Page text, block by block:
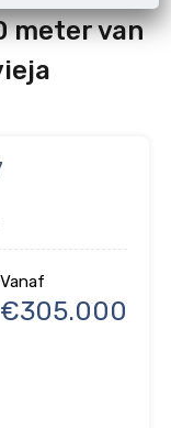
meter van
Vanaf
€305.000